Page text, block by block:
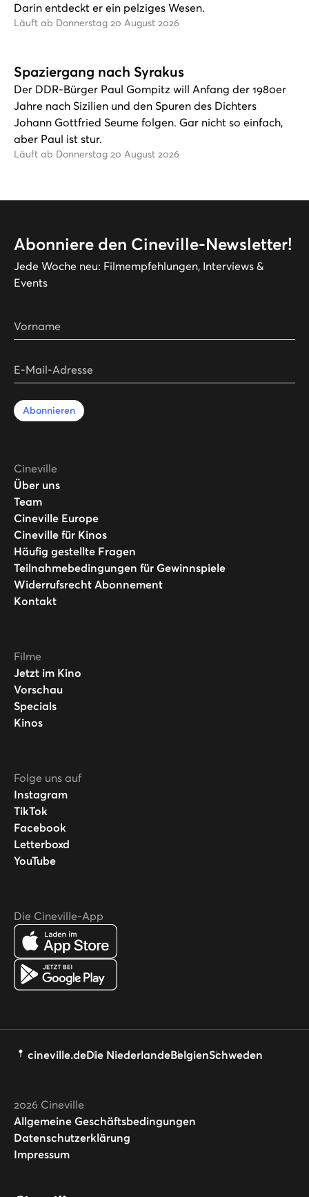
Darin entdeckt er ein pelziges Wesen.
Läuft ab Donnerstag 20 August 2026
Spaziergang nach Syrakus
Der DDR-Bürger Paul Gompitz will Anfang der 1980er
Jahre nach Sizilien und den Spuren des Dichters
Johann Gottfried Seume folgen. Gar nicht so einfach,
aber Paul ist stur.
Läuft ab Donnerstag 20 August 2026
Abonniere den Cineville-Newsletter!
Jede Woche neu: Filmempfehlungen, Interviews &
Events
Vorname
E-Mail-Adresse
Abonnieren
Cineville
Über uns
Team
Cineville Europe
Cineville für Kinos
Häufig gestellte Fragen
Teilnahmebedingungen für Gewinnspiele
Widerrufsrecht Abonnement
Kontakt
Filme
Jetzt im Kino
Vorschau
Specials
Kinos
Folge uns auf
Instagram
TikTok
Facebook
Letterboxd
YouTube
Die Cineville-App
cineville.deDie NiederlandeBelgienSchweden
2026 Cineville
Allgemeine Geschäftsbedingungen
Datenschutzerklärung
Impressum